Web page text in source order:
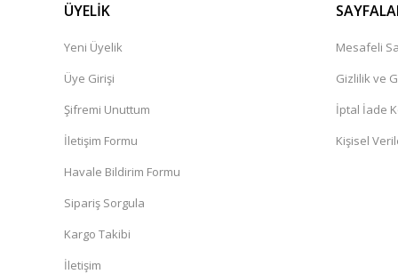
ÜYELİK
Yeni Üyelik
Üye Girişi
Şifremi Unuttum
İletişim Formu
Havale Bildirim Formu
Sipariş Sorgula
Kargo Takibi
İletişim
Mesafeli
Gizlilik ve
İptal İade
Kişisel